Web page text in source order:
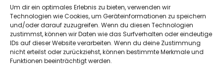
Um dir ein optimales Erlebnis zu bieten, verwenden wir
Technologien wie Cookies, um Geräteinformationen zu speichern
und/oder darauf zuzugreifen. Wenn du diesen Technologien
zustimmst, können wir Daten wie das Surfverhalten oder eindeutige
IDs auf dieser Website verarbeiten. Wenn du deine Zustimmung
nicht erteilst oder zurückziehst, können bestimmte Merkmale und
Funktionen beeinträchtigt werden.
Scheidungsantrag beim
Amtsgericht einreichen
Nach Ablauf des Trennungsjahres kann einer
der Ehegatten beim örtlich zuständigen